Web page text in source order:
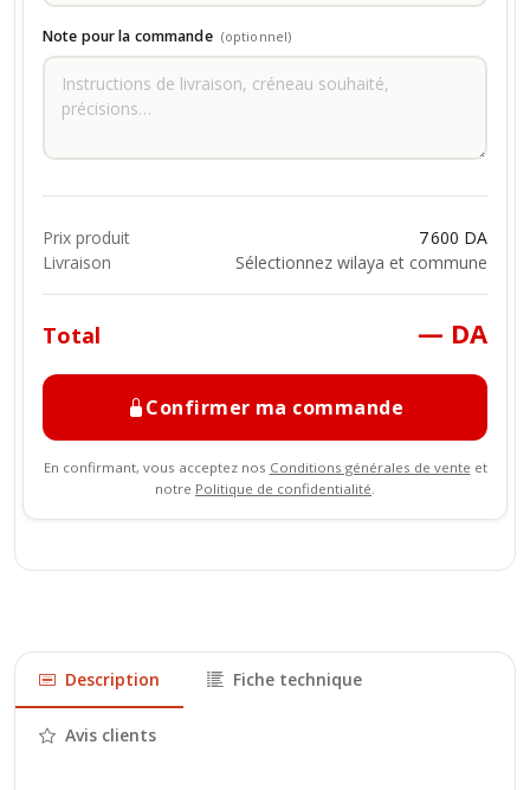
Note pour la commande (optionnel)
Prix produit
7 600 DA
Livraison
Sélectionnez wilaya et commune
Total — DA
Confirmer ma commande
En confirmant, vous acceptez nos Conditions générales de vente et
notre Politique de confidentialité.
Description Fiche technique
Avis clients